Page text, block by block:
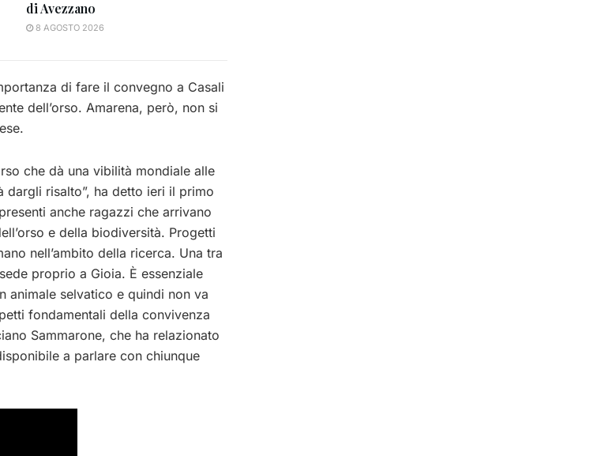
di Avezzano
8 AGOSTO 2026
di fare il convegno a Casali
dell’orso. Amarena, però, non si
che dà una vibilità mondiale alle
dargli risalto”, ha detto ieri il primo
anche ragazzi che arrivano
e della biodiversità. Progetti
nell’ambito della ricerca. Una tra
proprio a Gioia. È essenziale
animale selvatico e quindi non va
fondamentali della convivenza
Sammarone, che ha relazionato
a parlare con chiunque